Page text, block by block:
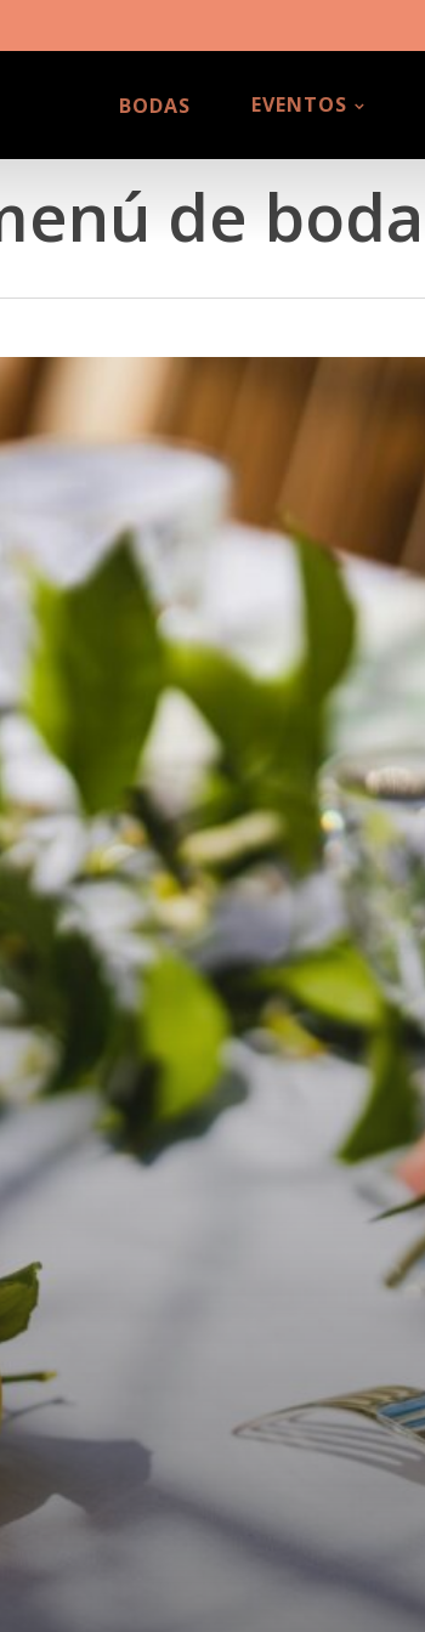
BODAS EVENTOS
de boda